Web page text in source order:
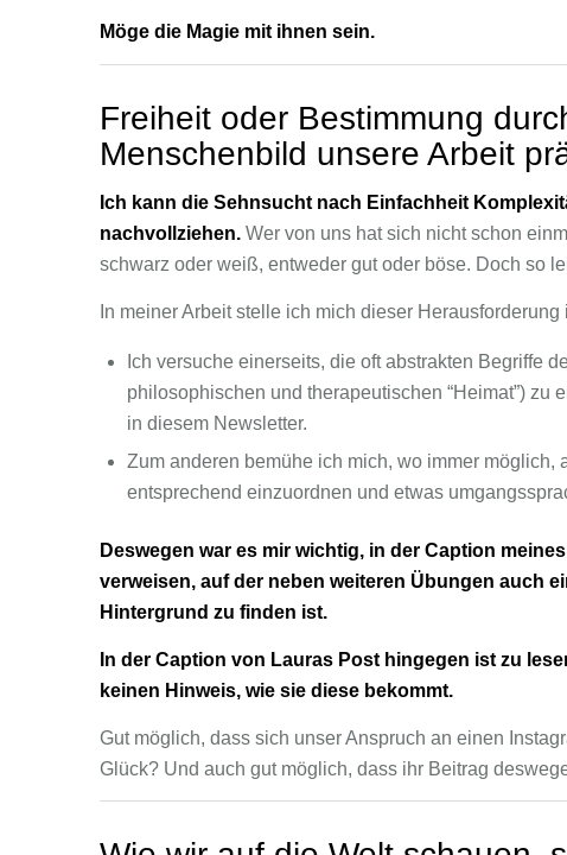
Möge die Magie mit ihnen sein.
Freiheit oder Bestimmung
Menschenbild unsere Arbeit
Ich kann die Sehnsucht nach Einfachheit
nachvollziehen. Wer von uns hat sich nicht schon
schwarz oder weiß, entweder gut oder böse. Doch so
In meiner Arbeit stelle ich mich dieser Herausforderung
Ich versuche einerseits, die oft abstrakten Begriffe
philosophischen und therapeutischen “Heimat”)
in diesem Newsletter.
Zum anderen bemühe ich mich, wo immer
entsprechend einzuordnen und etwas
Deswegen war es mir wichtig, in der Caption
verweisen, auf der neben weiteren Übungen auch
Hintergrund zu finden ist.
In der Caption von Lauras Post hingegen ist zu
keinen Hinweis, wie sie diese bekommt.
Gut möglich, dass sich unser Anspruch an einen
Glück? Und auch gut möglich, dass ihr Beitrag